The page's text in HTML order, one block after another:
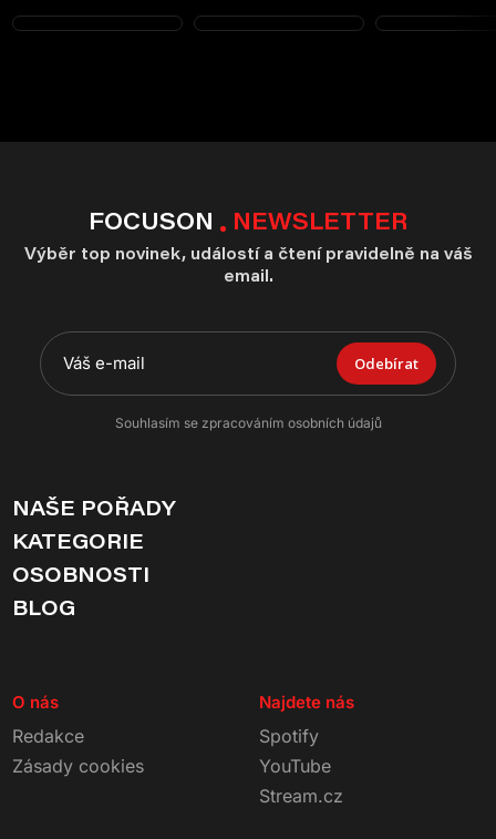
FOCUSON NEWSLETTER
Výběr top novinek, událostí a čtení pravidelně na váš
email.
Odebírat
Souhlasím se zpracováním osobních údajů
NAŠE POŘADY
KATEGORIE
OSOBNOSTI
BLOG
O nás
Redakce
Zásady cookies
Najdete nás
Spotify
YouTube
Stream.cz